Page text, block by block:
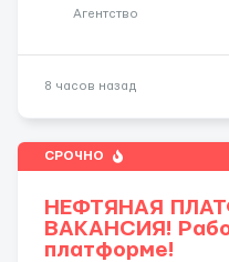
собирать заказы, сортиро...
Агентство
8 часов назад
СРОЧНО
НЕФТЯНАЯ
ВАКАНСИЯ!
платформе!